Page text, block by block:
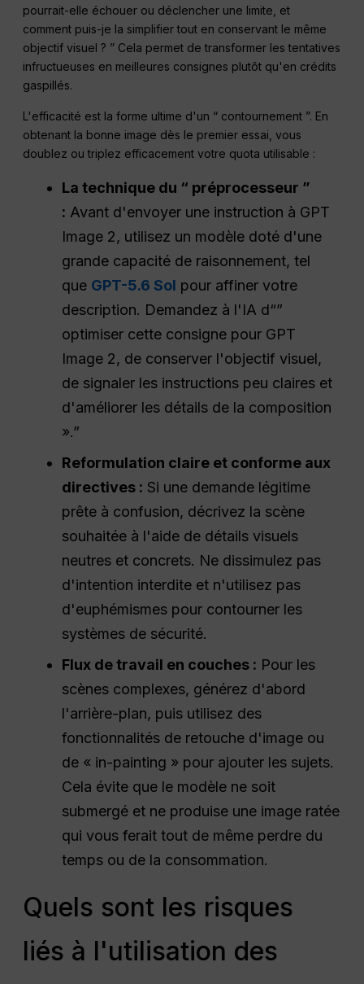
pourrait-elle échouer ou déclencher une limite, et
comment puis-je la simplifier tout en conservant le même
objectif visuel ? ” Cela permet de transformer les tentatives
infructueuses en meilleures consignes plutôt qu'en crédits
gaspillés.
L'efficacité est la forme ultime d'un “ contournement ”. En
obtenant la bonne image dès le premier essai, vous
doublez ou triplez efficacement votre quota utilisable :
La technique du “ préprocesseur ”
: Avant d'envoyer une instruction à GPT
Image 2, utilisez un modèle doté d'une
grande capacité de raisonnement, tel
que GPT-5.6 Sol pour affiner votre
description. Demandez à l'IA d“”
optimiser cette consigne pour GPT
Image 2, de conserver l'objectif visuel,
de signaler les instructions peu claires et
d'améliorer les détails de la composition
».”
Reformulation claire et conforme aux
directives : Si une demande légitime
prête à confusion, décrivez la scène
souhaitée à l'aide de détails visuels
neutres et concrets. Ne dissimulez pas
d'intention interdite et n'utilisez pas
d'euphémismes pour contourner les
systèmes de sécurité.
Flux de travail en couches : Pour les
scènes complexes, générez d'abord
l'arrière-plan, puis utilisez des
fonctionnalités de retouche d'image ou
de « in-painting » pour ajouter les sujets.
Cela évite que le modèle ne soit
submergé et ne produise une image ratée
qui vous ferait tout de même perdre du
temps ou de la consommation.
Quels sont les risques
liés à l'utilisation des